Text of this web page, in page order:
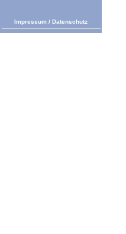
Impressum / Datenschutz